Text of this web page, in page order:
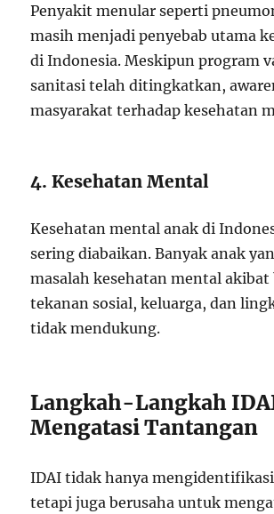
Penyakit menular seperti
masih menjadi penyebab utama
di Indonesia. Meskipun program
sanitasi telah ditingkatkan,
masyarakat terhadap kesehatan
4. Kesehatan Mental
Kesehatan mental anak di
sering diabaikan. Banyak anak
masalah kesehatan mental akibat
tekanan sosial, keluarga, dan
tidak mendukung.
Langkah-Langkah
Mengatasi Tantangan
IDAI tidak hanya
tetapi juga berusaha untuk